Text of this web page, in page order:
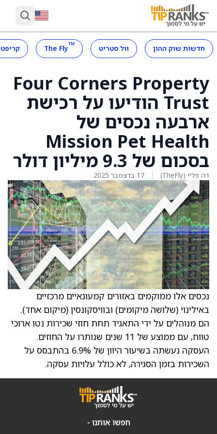
חדשות שוק ההון וול סטריט ™
The Fly
Four Corners Property
Trust הודיעו על רכישת
ארבעה נכסים של
Mission Pet Health
בסכום של 9.3 מיליון דולר
דה פליי (TheFly) 17 בדצמבר 2025
נכסים אלו ממוקמים באזורים קמעונאיים מרכזיים
באילינוי (שלושה מיקומים) ובוויסקונסין (מיקום אחד).
הם מנוהלים על ידי התאגיד תחת חוזי שכירות נטו ארוכי
טווח, עם ממוצע של 11 שנים שנותרו על החוזים.
העסקה נעשתה בשיעור היוון של 6.9% בהתבסס על
השכירות בזמן הסגירה, לא כולל עלויות עסקה.
חפשו אותנו -